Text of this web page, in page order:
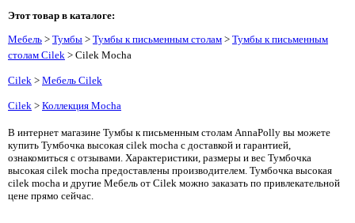
Этот товар в каталоге:
Мебель > Тумбы > Тумбы к письменным столам > Тумбы к письменным
столам Cilek > Cilek Mocha
Cilek > Мебель Cilek
Cilek > Коллекция Mocha
В интернет магазине Тумбы к письменным столам AnnaPolly вы можете
купить Тумбочка высокая cilek mocha с доставкой и гарантией,
ознакомиться с отзывами. Характеристики, размеры и вес Тумбочка
высокая cilek mocha предоставлены производителем. Тумбочка высокая
cilek mocha и другие Мебель от Cilek можно заказать по привлекательной
цене прямо сейчас.